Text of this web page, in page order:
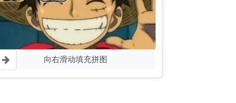
向右滑动填充拼图